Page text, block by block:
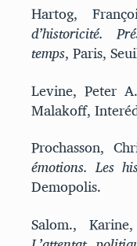
Hartog,
d’historicité.
temps, Paris,
Levine, Peter
Malakoff,
Prochasson,
émotions. Les
Demopolis.
Salom.,